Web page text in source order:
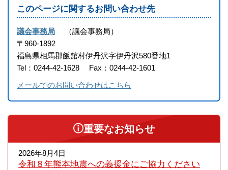
このページに関するお問い合わせ先
議会事務局
議会事務局
〒960-1892
福島県相馬郡飯舘村伊丹沢字伊丹沢580番地1
Tel：0244-42-1628
Fax：0244-42-1601
メールでのお問い合わせはこちら
重要なお知らせ
2026年8月4日
令和８年熊本​地震への義援金にご協力ください